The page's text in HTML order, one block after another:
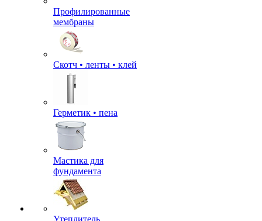
Профилированные
мембраны
Скотч • ленты • клей
Герметик • пена
Мастика для
фундамента
Утеплитель